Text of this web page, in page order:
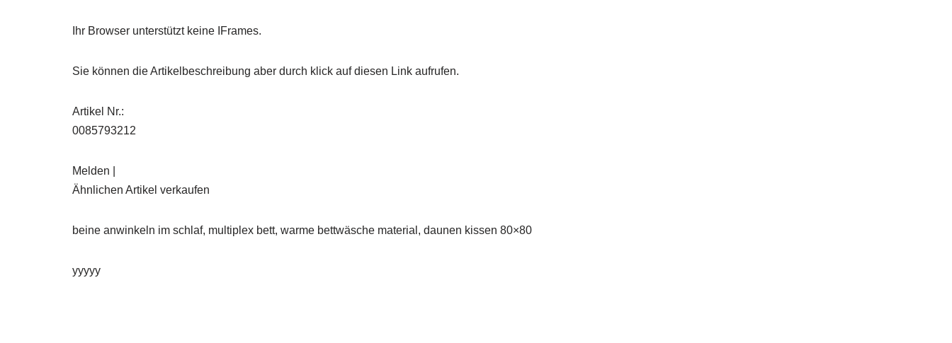
Ihr Browser unterstützt keine IFrames.
Sie können die Artikelbeschreibung aber durch klick auf diesen Link aufrufen.
Artikel Nr.:
0085793212
Melden |
Ähnlichen Artikel verkaufen
beine anwinkeln im schlaf, multiplex bett, warme bettwäsche material, daunen kissen 80×80
yyyyy